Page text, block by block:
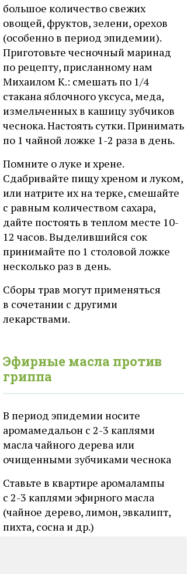
большое количество свежих
овощей, фруктов, зелени, орехов
(особенно в период эпидемии).
Приготовьте чесночный маринад
по рецепту, присланному нам
Михаилом К.: смешать по 1/4
стакана яблочного уксуса, меда,
измельченных в кашицу зубчиков
чеснока. Настоять сутки. Принимать
по 1 чайной ложке 1-2 раза в день.
Помните о луке и хрене.
Сдабривайте пищу хреном и луком,
или натрите их на терке, смешайте
с равным количеством сахара,
дайте постоять в теплом месте 10-
12 часов. Выделившийся сок
принимайте по 1 столовой ложке
несколько раз в день.
Сборы трав могут применяться
в сочетании с другими
лекарствами.
Эфирные масла против
гриппа
В период эпидемии носите
аромамедальон с 2-3 каплями
масла чайного дерева или
очищенными зубчиками чеснока
Ставьте в квартире аромалампы
с 2-3 каплями эфирного масла
(чайное дерево, лимон, эвкалипт,
пихта, сосна и др.)